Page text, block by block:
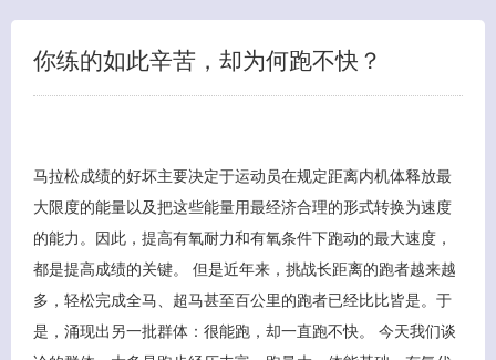
你练的如此辛苦，却为何跑不快？
马拉松成绩的好坏主要决定于运动员在规定距离内机体释放最
大限度的能量以及把这些能量用最经济合理的形式转换为速度
的能力。因此，提高有氧耐力和有氧条件下跑动的最大速度，
都是提高成绩的关键。 但是近年来，挑战长距离的跑者越来越
多，轻松完成全马、超马甚至百公里的跑者已经比比皆是。于
是，涌现出另一批群体：很能跑，却一直跑不快。 今天我们谈